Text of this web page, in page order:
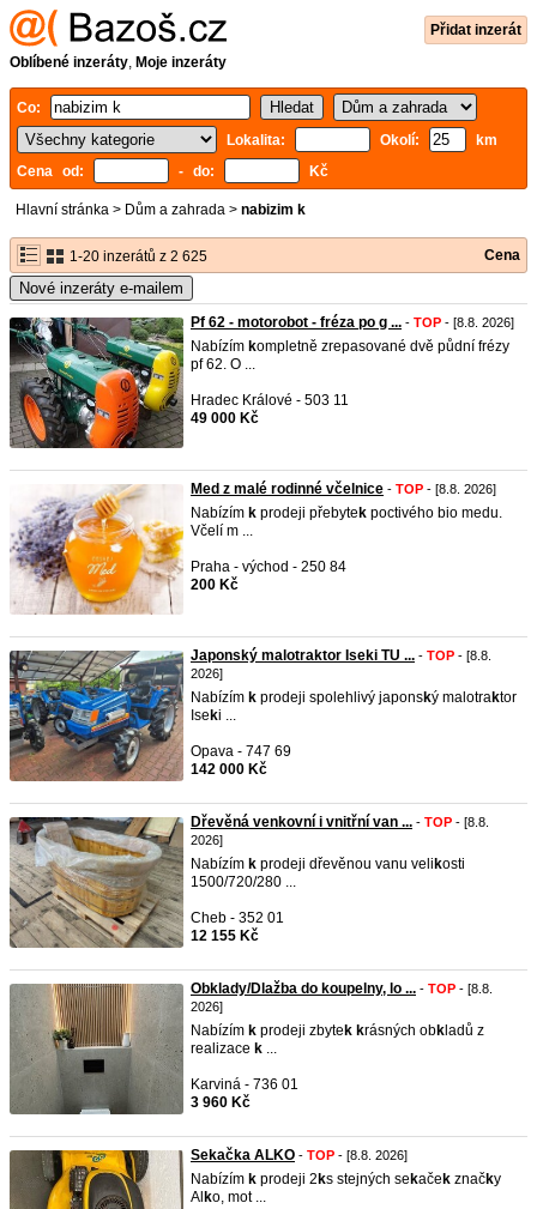
Přidat inzerát
Oblíbené inzeráty, Moje inzeráty
Co:
Lokalita:
Okolí:
km
Cena od:
- do: Kč
Hlavní stránka > Dům a zahrada > nabizim k
1-20 inzerátů z 2 625 Cena
Nové inzeráty e-mailem
Pf 62 - motorobot - fréza po g ... - TOP - [8.8. 2026]
Nabízím kompletně zrepasované dvě půdní frézy
pf 62. O ...
Hradec Králové - 503 11
49 000 Kč
Med z malé rodinné včelnice - TOP - [8.8. 2026]
Nabízím k prodeji přebyte k poctivého bio medu.
Včelí m ...
Praha - východ - 250 84
200 Kč
Japonský malotraktor Iseki TU ... - TOP - [8.8.
2026]
Nabízím k prodeji spolehlivý japonský malotraktor
Ise ki ...
Opava - 747 69
142 000 Kč
Dřevěná venkovní i vnitřní van ... - TOP - [8.8.
2026]
Nabízím k prodeji dřevěnou vanu veli kosti
1500/720/280 ...
Cheb - 352 01
12 155 Kč
Obklady/Dlažba do koupelny, lo ... - TOP - [8.8.
2026]
Nabízím k prodeji zbyte k krásných obk ladů z
realizace k ...
Karviná - 736 01
3 960 Kč
Sekačka ALKO - TOP - [8.8. 2026]
Nabízím k prodeji 2 ks stejných se kače k značky
Al ko, mot ...